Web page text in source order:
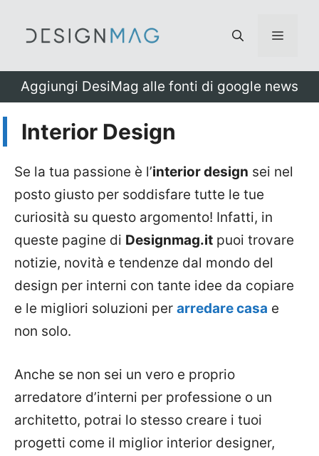
Menu
Aggiungi DesiMag alle fonti di google news
Interior Design
Se la tua passione è l’interior design sei nel
posto giusto per soddisfare tutte le tue
curiosità su questo argomento! Infatti, in
queste pagine di Designmag.it puoi trovare
notizie, novità e tendenze dal mondo del
design per interni con tante idee da copiare
e le migliori soluzioni per arredare casa e
non solo.
Anche se non sei un vero e proprio
arredatore d’interni per professione o un
architetto, potrai lo stesso creare i tuoi
progetti come il miglior interior designer,